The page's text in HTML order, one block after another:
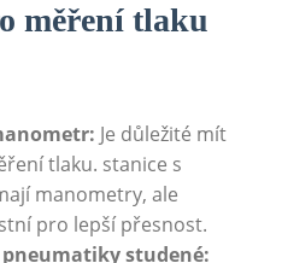
⁢měření⁤ tlaku
Je důležité mít
tlaku.​ stanice s
manometry, ale
pro lepší ‌přesnost.
studené: